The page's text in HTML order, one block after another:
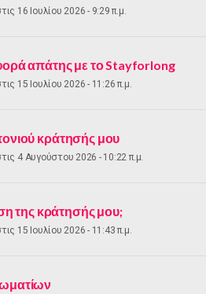
16 Ιουλίου 2026 - 9:29 π.μ.
απάτης με το Stayforlong
15 Ιουλίου 2026 - 11:26 π.μ.
κράτησής μου
4 Αυγούστου 2026 - 10:22 π.μ.
της κράτησής μου;
15 Ιουλίου 2026 - 11:43 π.μ.